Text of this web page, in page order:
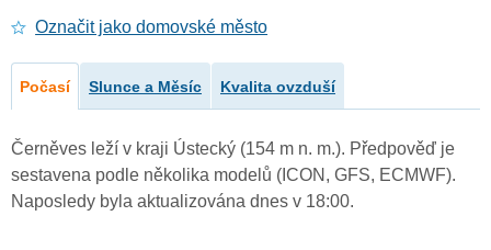
Označit jako domovské město
Počasí Slunce a Měsíc Kvalita ovzduší
Černěves leží v kraji Ústecký (154 m n. m.). Předpověď je
sestavena podle několika modelů (ICON, GFS, ECMWF).
Naposledy byla aktualizována dnes v 18:00.